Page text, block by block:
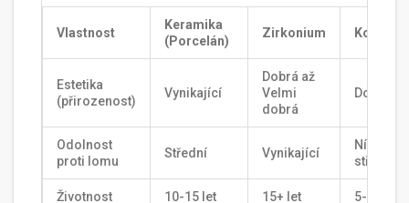
Vlastnost
Keramika
(Porcelán)
Zirkonium
Estetika
(přirozenost)
Vynikající
Dobrá až
Velmi
dobrá
Dobrá
Odolnost
proti lomu
Střední Vynikající
Nízká až
střední
Životnost 10-15 let 15+ let 5-8 let